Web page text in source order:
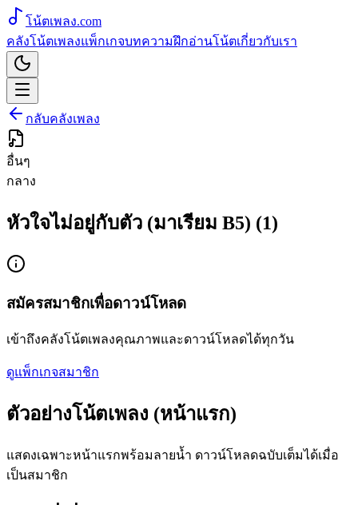
โน้ตเพลง.com
คลังโน้ตเพลงแพ็กเกจบทความฝึกอ่านโน้ตเกี่ยวกับเรา
กลับคลังเพลง
อื่นๆ
กลาง
หัวใจไม่อยู่กับตัว (มาเรียม B5) (1)
สมัครสมาชิกเพื่อดาวน์โหลด
เข้าถึงคลังโน้ตเพลงคุณภาพและดาวน์โหลดได้ทุกวัน
ดูแพ็กเกจสมาชิก
ตัวอย่างโน้ตเพลง (หน้าแรก)
แสดงเฉพาะหน้าแรกพร้อมลายน้ำ ดาวน์โหลดฉบับเต็มได้เมื่อ
เป็นสมาชิก